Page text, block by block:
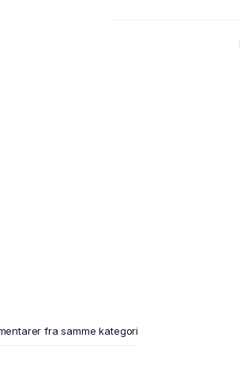
fra samme kategori